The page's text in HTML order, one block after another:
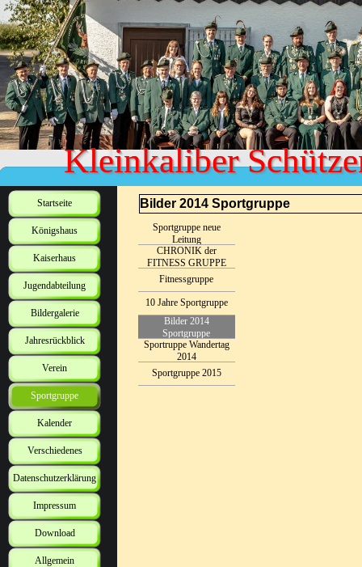
Kleinkaliber
Startseite
Königshaus
Kaiserhaus
Jugendabteilung
Bildergalerie
Jahresrückblick
Verein
Sportgruppe
Kalender
Verschiedenes
Datenschutzerklärung
Impressum
Download
Allgemein
Bilder 2014 Sportgruppe
Sportgruppe neue
Leitung
CHRONIK der
FITNESS GRUPPE
des KKSV ORFGEN
Fitnessgruppe
10 Jahre Sportgruppe
Bilder 2014
Sportgruppe
Sportruppe Wandertag
2014
Sportgruppe 2015